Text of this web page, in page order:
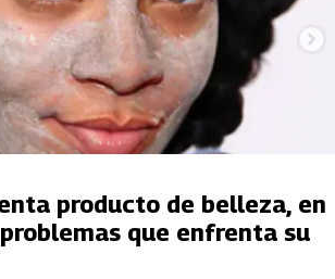
producto de belleza, en
que enfrenta su